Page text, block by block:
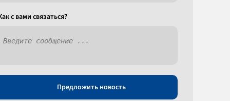
c вами связаться?
Предложить новость